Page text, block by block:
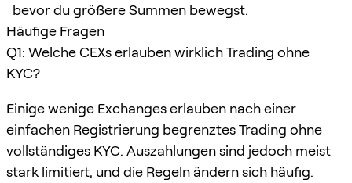
bevor du größere Summen bewegst.
Häufige Fragen
Q1: Welche CEXs erlauben wirklich Trading ohne
KYC?
Einige wenige Exchanges erlauben nach einer
einfachen Registrierung begrenztes Trading ohne
vollständiges KYC. Auszahlungen sind jedoch meist
stark limitiert, und die Regeln ändern sich häufig.